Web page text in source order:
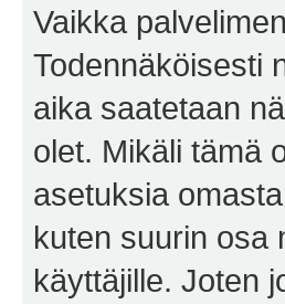
Vaikka
Todennäköisesti
aika saatetaan
olet. Mikäli tämä
asetuksia
kuten suurin osa
käyttäjille. Joten